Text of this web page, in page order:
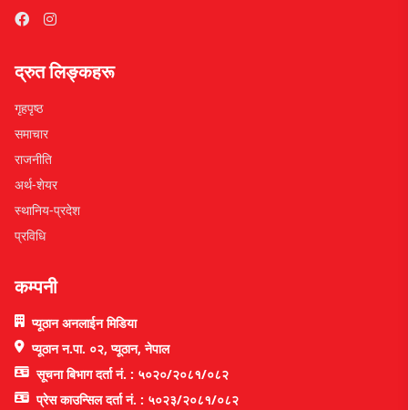
द्रुत लिङ्कहरू
गृहपृष्ठ
समाचार
राजनीति
अर्थ-शेयर
स्थानिय-प्रदेश
प्रविधि
कम्पनी
प्यूठान अनलाईन मिडिया
प्यूठान न.पा. ०२, प्यूठान, नेपाल
सूचना बिभाग दर्ता नं. : ५०२०/२०८१/०८२
प्रेस काउन्सिल दर्ता नं. : ५०२३/२०८१/०८२